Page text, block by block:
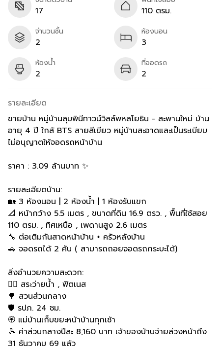
17 110 ตรม.
จำนวนชั้น
2
ห้องนอน
3
ห้องน้ำ
2
ที่จอดรถ
2
รายละเอียด
ขายบ้าน หมู่บ้านลุมพินีทาวน์วิลล์พหลโยธิน - สะพานใหม่ บ้าน
อายุ 4 ปี ใกล้ BTS สายสีเขียว หมู่บ้านสะอาดและเป็นระเบียบ
ไม่อนุญาตให้จอดรถหน้าบ้าน
ราคา : 3.09 ล้านบาท ✨
รายละเอียดบ้าน:
🏡 3 ห้องนอน | 2 ห้องน้ำ | 1 ห้องรับแขก
📐 หน้ากว้าง 5.5 เมตร , ขนาดที่ดิน 16.9 ตรว. , พื้นที่ใช้สอย
110 ตรม. , ทิศเหนือ , เพดานสูง 2.6 เมตร
🔧 ต่อเติมกันสาดหน้าบ้าน + ครัวหลังบ้าน
🚗 จอดรถได้ 2 คัน ( สามารถถอยจอดรถกระบะได้)
สิ่งอำนวยความสะดวก:
🏊‍♂️ สระว่ายน้ำ , ฟิตเนส
🌳 สวนส่วนกลาง
🛡️ รปภ. 24 ชม.
🏵️ แม่บ้านเก็บขยะหน้าบ้านทุกเช้า
🎾 ค่าส่วนกลางปีละ 8,160 บาท เจ้าของบ้านจ่ายล่วงหน้าถึง
31 ธันวาคม 69 แล้ว